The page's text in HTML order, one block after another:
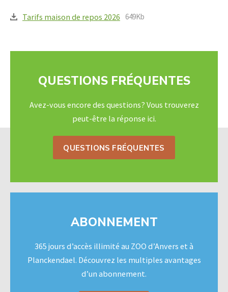
Tarifs maison de repos 2026 649Kb
QUESTIONS FRÉQUENTES
Avez-vous encore des questions? Vous trouverez
peut-être la réponse ici.
QUESTIONS FRÉQUENTES
ABONNEMENT
365 jours d’accès illimité au ZOO d’Anvers et à
Planckendael. Découvrez les multiples avantages
d’un abonnement.